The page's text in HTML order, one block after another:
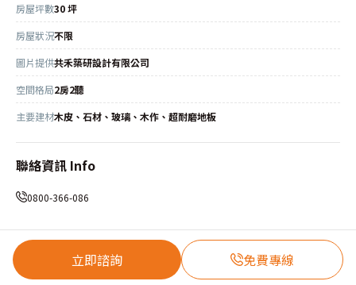
房屋坪數30 坪
房屋狀況不限
圖片提供共禾築研設計有限公司
空間格局2房2聽
主要建材木皮、石材、玻璃、木作、超耐磨地板
聯絡資訊 Info
0800-366-086
立即諮詢 免費專線